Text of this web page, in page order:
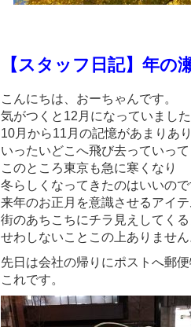
【スタッフ日記】年の
こんにちは、おーちゃんです。
気がつくと12月になっていまし
10月から11月の記憶があまりあ
いったいどこへ飛び去っていっ
このところ東京も急に寒くなり
冬らしくなってきたのはいいの
来年のお正月を意識させるアイ
街のあちこちにチラ見えしてく
せわしないことこの上ありませ
先日は会社の帰りにポストへ郵
これです。